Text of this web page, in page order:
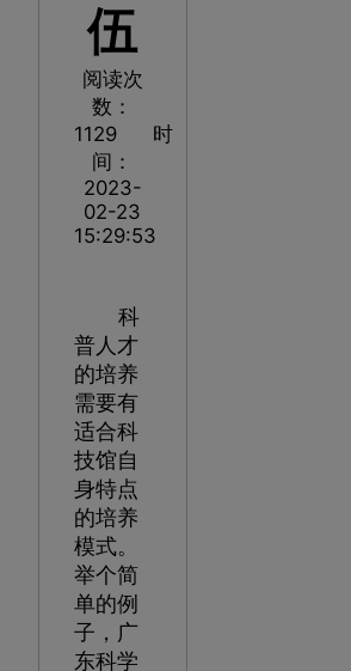
伍
阅读次
数：
1129
时
间：
2023-
02-23
15:29:53
科
普人才
的培养
需要有
适合科
技馆自
身特点
的培养
模式。
举个简
单的例
子，广
东科学